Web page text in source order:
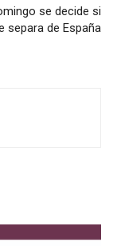
se decide si
separa de España